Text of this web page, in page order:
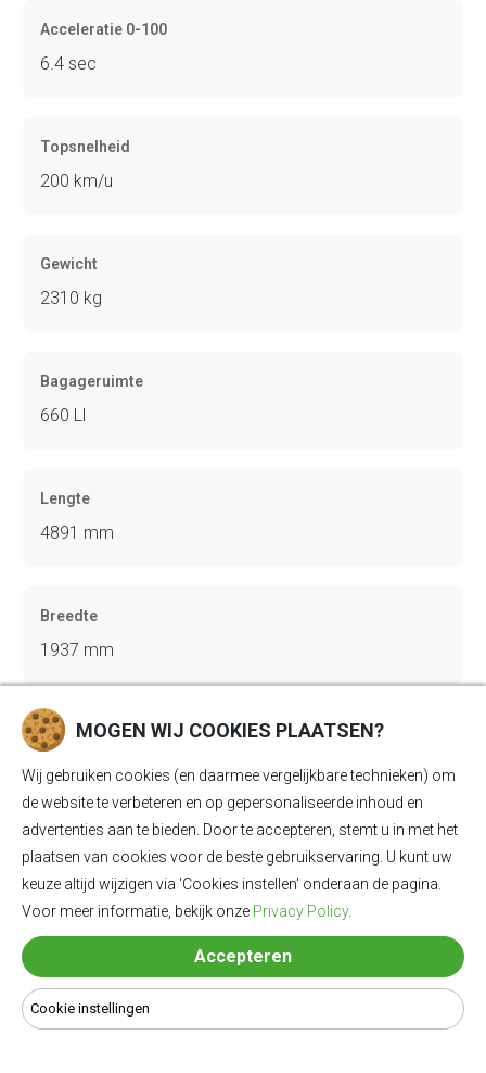
Acceleratie 0-100
6.4 sec
Topsnelheid
200 km/u
Gewicht
2310 kg
Bagageruimte
660 Ll
Lengte
4891 mm
Breedte
1937 mm
Hoogte
1680 mm
Trekgewicht geremd
1500 kg
Trekgewicht ongeremd
750 kg
MOGEN WIJ COOKIES PLAATSEN?
Wij gebruiken cookies (en daarmee vergelijkbare technieken) om
de website te verbeteren en op gepersonaliseerde inhoud en
advertenties aan te bieden. Door te accepteren, stemt u in met het
plaatsen van cookies voor de beste gebruikservaring. U kunt uw
keuze altijd wijzigen via 'Cookies instellen' onderaan de pagina.
Voor meer informatie, bekijk onze Privacy Policy.
Accepteren
Cookie instellingen